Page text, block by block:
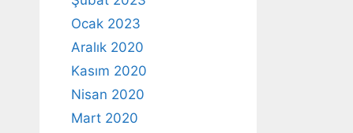
Ocak 2023
Aralık 2020
Kasım 2020
Nisan 2020
Mart 2020